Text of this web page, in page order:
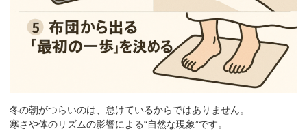
冬の朝がつらいのは、怠けているからではありません。
寒さや体のリズムの影響による“自然な現象”です。